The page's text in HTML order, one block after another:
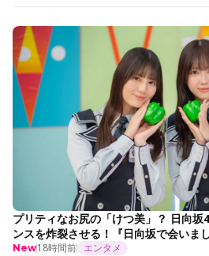
プリティなお尻の「けつ美」？ 日向
ンスを炸裂させる！『日向坂で会いま
New18時間前 エンタメ